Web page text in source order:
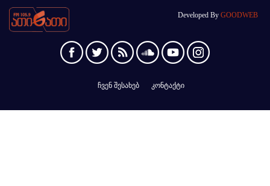
Developed By GOODWEB
ჩვენ შესახებ კონტაქტი